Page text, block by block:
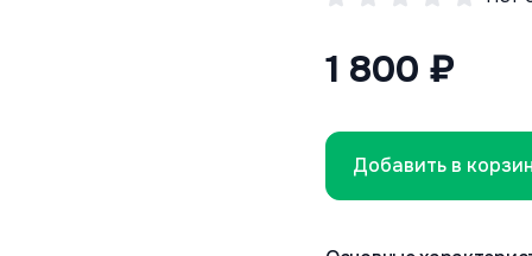
1 800 ₽
Добавить в